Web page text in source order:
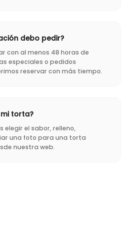
debo pedir?
con al menos 48 horas de
especiales o pedidos
reservar con más tiempo.
torta?
elegir el sabor, relleno,
una foto para una torta
nuestra web.